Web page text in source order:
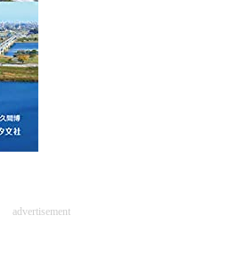
advertisement